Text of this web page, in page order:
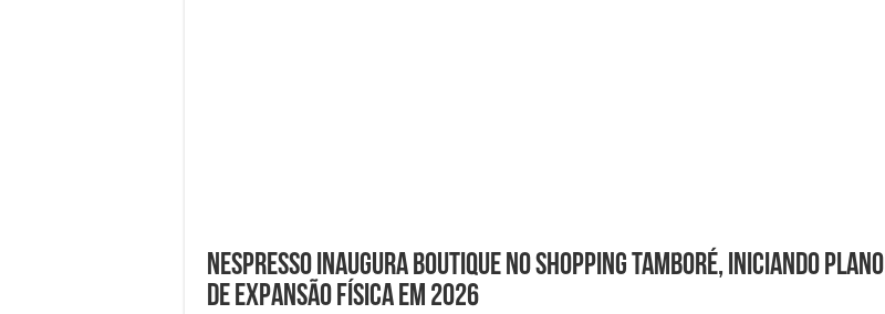
NESPRESSO INAUGURA BOUTIQUE NO SHOPPING TAMBORÉ, INICIANDO PLANO
DE EXPANSÃO FÍSICA EM 2026